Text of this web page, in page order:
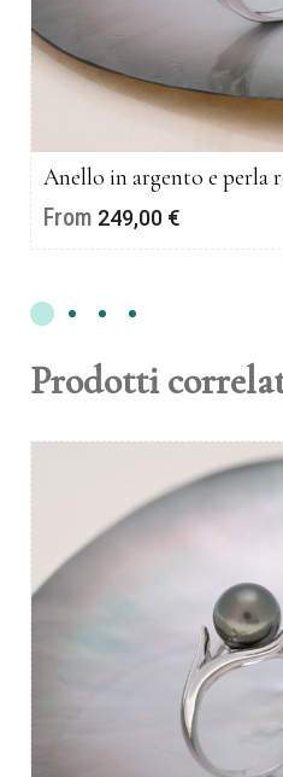
Anello in argento e perla
From 249,00 €
Prodotti